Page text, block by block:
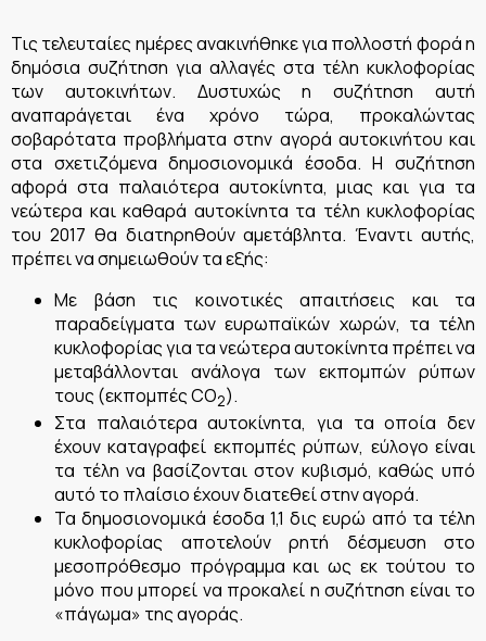
Τις τελευταίες ημέρες ανακινήθηκε για πολλοστή φορά η
δημόσια συζήτηση για αλλαγές στα τέλη κυκλοφορίας
των αυτοκινήτων. Δυστυχώς η συζήτηση αυτή
αναπαράγεται ένα χρόνο τώρα, προκαλώντας
σοβαρότατα προβλήματα στην αγορά αυτοκινήτου και
στα σχετιζόμενα δημοσιονομικά έσοδα. Η συζήτηση
αφορά στα παλαιότερα αυτοκίνητα, μιας και για τα
νεώτερα και καθαρά αυτοκίνητα τα τέλη κυκλοφορίας
του 2017 θα διατηρηθούν αμετάβλητα. Έναντι αυτής,
πρέπει να σημειωθούν τα εξής:
Με βάση τις κοινοτικές απαιτήσεις και τα
παραδείγματα των ευρωπαϊκών χωρών, τα τέλη
κυκλοφορίας για τα νεώτερα αυτοκίνητα πρέπει να
μεταβάλλονται ανάλογα των εκπομπών ρύπων
τους (εκπομπές CO2).
Στα παλαιότερα αυτοκίνητα, για τα οποία δεν
έχουν καταγραφεί εκπομπές ρύπων, εύλογο είναι
τα τέλη να βασίζονται στον κυβισμό, καθώς υπό
αυτό το πλαίσιο έχουν διατεθεί στην αγορά.
Τα δημοσιονομικά έσοδα 1,1 δις ευρώ από τα τέλη
κυκλοφορίας αποτελούν ρητή δέσμευση στο
μεσοπρόθεσμο πρόγραμμα και ως εκ τούτου το
μόνο που μπορεί να προκαλεί η συζήτηση είναι το
«πάγωμα» της αγοράς.